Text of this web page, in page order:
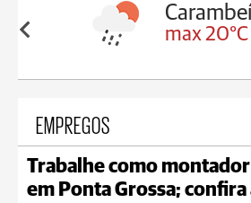
19°C
Carambeí
max 20°C
EMPREGOS
Trabalhe como
em Ponta Grossa; confira